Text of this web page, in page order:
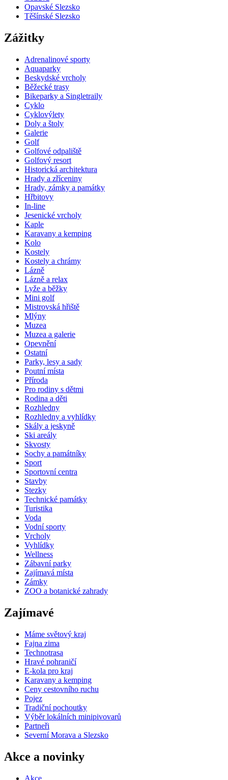
Opavské Slezsko
Těšínské Slezsko
Zážitky
Adrenalinové sporty
Aquaparky
Beskydské vrcholy
Běžecké trasy
Bikeparky a Singletraily
Cyklo
Cyklovýlety
Doly a štoly
Galerie
Golf
Golfové odpaliště
Golfový resort
Historická architektura
Hrady a zříceniny
Hrady, zámky a památky
Hřbitovy
In-line
Jesenické vrcholy
Kaple
Karavany a kemping
Kolo
Kostely
Kostely a chrámy
Lázně
Lázně a relax
Lyže a běžky
Mini golf
Mistrovská hřiště
Mlýny
Muzea
Muzea a galerie
Opevnění
Ostatní
Parky, lesy a sady
Poutní místa
Příroda
Pro rodiny s dětmi
Rodina a děti
Rozhledny
Rozhledny a vyhlídky
Skály a jeskyně
Ski areály
Skvosty
Sochy a památníky
Sport
Sportovní centra
Stavby
Stezky
Technické památky
Turistika
Voda
Vodní sporty
Vrcholy
Vyhlídky
Wellness
Zábavní parky
Zajímavá místa
Zámky
ZOO a botanické zahrady
Zajímavé
Máme světový kraj
Fajna zima
Technotrasa
Hravé pohraničí
E-kola pro kraj
Karavany a kemping
Ceny cestovního ruchu
Pojez
Tradiční pochoutky
Výběr lokálních minipivovarů
Partneři
Severní Morava a Slezsko
Akce a novinky
Akce